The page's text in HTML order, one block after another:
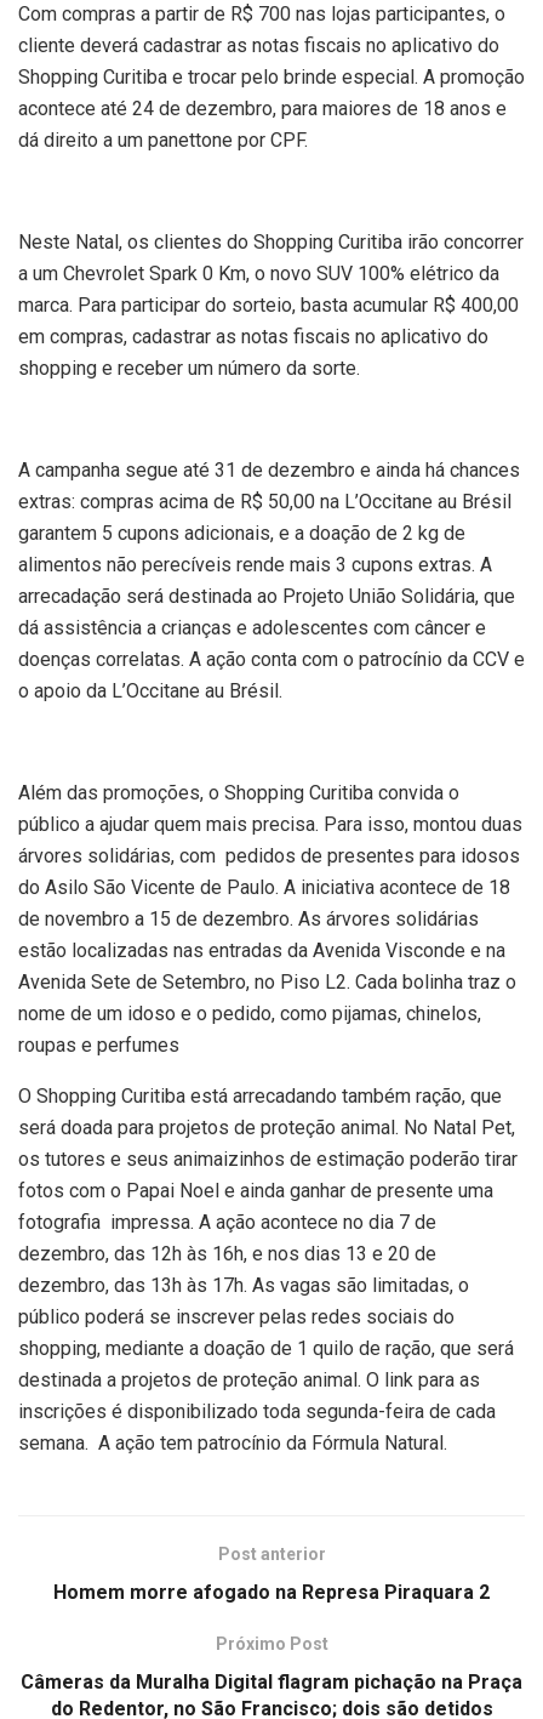
Com compras a partir de R$ 700 nas lojas participantes, o
cliente deverá cadastrar as notas fiscais no aplicativo do
Shopping Curitiba e trocar pelo brinde especial. A promoção
acontece até 24 de dezembro, para maiores de 18 anos e
dá direito a um panettone por CPF.
Neste Natal, os clientes do Shopping Curitiba irão concorrer
a um Chevrolet Spark 0 Km, o novo SUV 100% elétrico da
marca. Para participar do sorteio, basta acumular R$ 400,00
em compras, cadastrar as notas fiscais no aplicativo do
shopping e receber um número da sorte.
A campanha segue até 31 de dezembro e ainda há chances
extras: compras acima de R$ 50,00 na L’Occitane au Brésil
garantem 5 cupons adicionais, e a doação de 2 kg de
alimentos não perecíveis rende mais 3 cupons extras. A
arrecadação será destinada ao Projeto União Solidária, que
dá assistência a crianças e adolescentes com câncer e
doenças correlatas. A ação conta com o patrocínio da CCV e
o apoio da L’Occitane au Brésil.
Além das promoções, o Shopping Curitiba convida o
público a ajudar quem mais precisa. Para isso, montou duas
árvores solidárias, com pedidos de presentes para idosos
do Asilo São Vicente de Paulo. A iniciativa acontece de 18
de novembro a 15 de dezembro. As árvores solidárias
estão localizadas nas entradas da Avenida Visconde e na
Avenida Sete de Setembro, no Piso L2. Cada bolinha traz o
nome de um idoso e o pedido, como pijamas, chinelos,
roupas e perfumes
O Shopping Curitiba está arrecadando também ração, que
será doada para projetos de proteção animal. No Natal Pet,
os tutores e seus animaizinhos de estimação poderão tirar
fotos com o Papai Noel e ainda ganhar de presente uma
fotografia impressa. A ação acontece no dia 7 de
dezembro, das 12h às 16h, e nos dias 13 e 20 de
dezembro, das 13h às 17h. As vagas são limitadas, o
público poderá se inscrever pelas redes sociais do
shopping, mediante a doação de 1 quilo de ração, que será
destinada a projetos de proteção animal. O link para as
inscrições é disponibilizado toda segunda-feira de cada
semana. A ação tem patrocínio da Fórmula Natural.
Post anterior
Homem morre afogado na Represa Piraquara 2
Próximo Post
Câmeras da Muralha Digital flagram pichação na Praça
do Redentor, no São Francisco; dois são detidos